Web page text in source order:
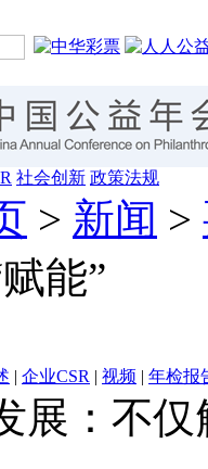
社会创新 政策法规
> 新闻 >
能”
| 企业CSR | 视频 | 年检报
展：不仅